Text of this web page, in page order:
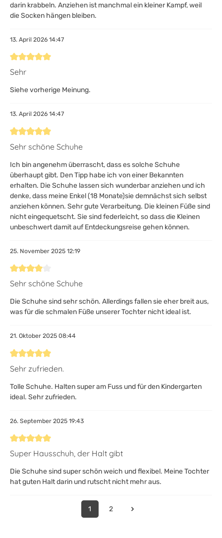
darin krabbeln. Anziehen ist manchmal ein kleiner Kampf, weil
die Socken hängen bleiben.
13. April 2026 14:47
Bewertung mit 5 von 5 Sternen
Sehr
Siehe vorherige Meinung.
13. April 2026 14:47
Bewertung mit 5 von 5 Sternen
Sehr schöne Schuhe
Ich bin angenehm überrascht, dass es solche Schuhe
überhaupt gibt. Den Tipp habe ich von einer Bekannten
erhalten. Die Schuhe lassen sich wunderbar anziehen und ich
denke, dass meine Enkel (18 Monate)sie demnächst sich selbst
anziehen können. Sehr gute Verarbeitung. Die kleinen Füße sind
nicht eingequetscht. Sie sind federleicht, so dass die Kleinen
unbeschwert damit auf Entdeckungsreise gehen können.
25. November 2025 12:19
Bewertung mit 4 von 5 Sternen
Sehr schöne Schuhe
Die Schuhe sind sehr schön. Allerdings fallen sie eher breit aus,
was für die schmalen Füße unserer Tochter nicht ideal ist.
21. Oktober 2025 08:44
Bewertung mit 5 von 5 Sternen
Sehr zufrieden.
Tolle Schuhe. Halten super am Fuss und für den Kindergarten
ideal. Sehr zufrieden.
26. September 2025 19:43
Bewertung mit 5 von 5 Sternen
Super Hausschuh, der Halt gibt
Die Schuhe sind super schön weich und flexibel. Meine Tochter
hat guten Halt darin und rutscht nicht mehr aus.
1 2